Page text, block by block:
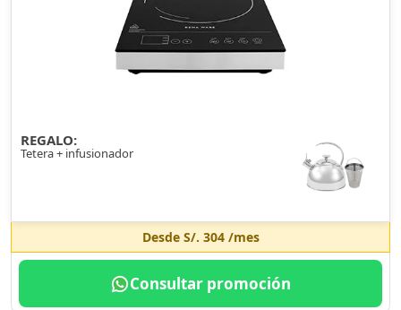
REGALO:
Tetera + infusionador
Desde S/. 304/mes
Consultar promoción